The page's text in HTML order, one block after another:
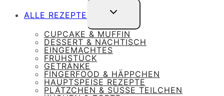
ALLE REZEPTE
UNTERMENÜ
UMSCHALTEN
CUPCAKE & MUFFIN
DESSERT & NACHTISCH
EINGEMACHTES
FRÜHSTÜCK
GETRÄNKE
FINGERFOOD & HÄPPCHEN
HAUPTSPEISE REZEPTE
PLÄTZCHEN & SÜSSE TEILCHEN